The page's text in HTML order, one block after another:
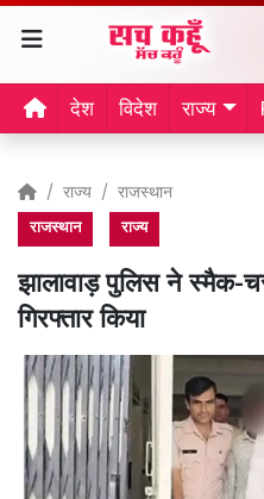
देश विदेश राज्य
राज्य राजस्थान
राजस्थान राज्य
झालावाड़ पुलिस ने स्मैक-
गिरफ्तार किया